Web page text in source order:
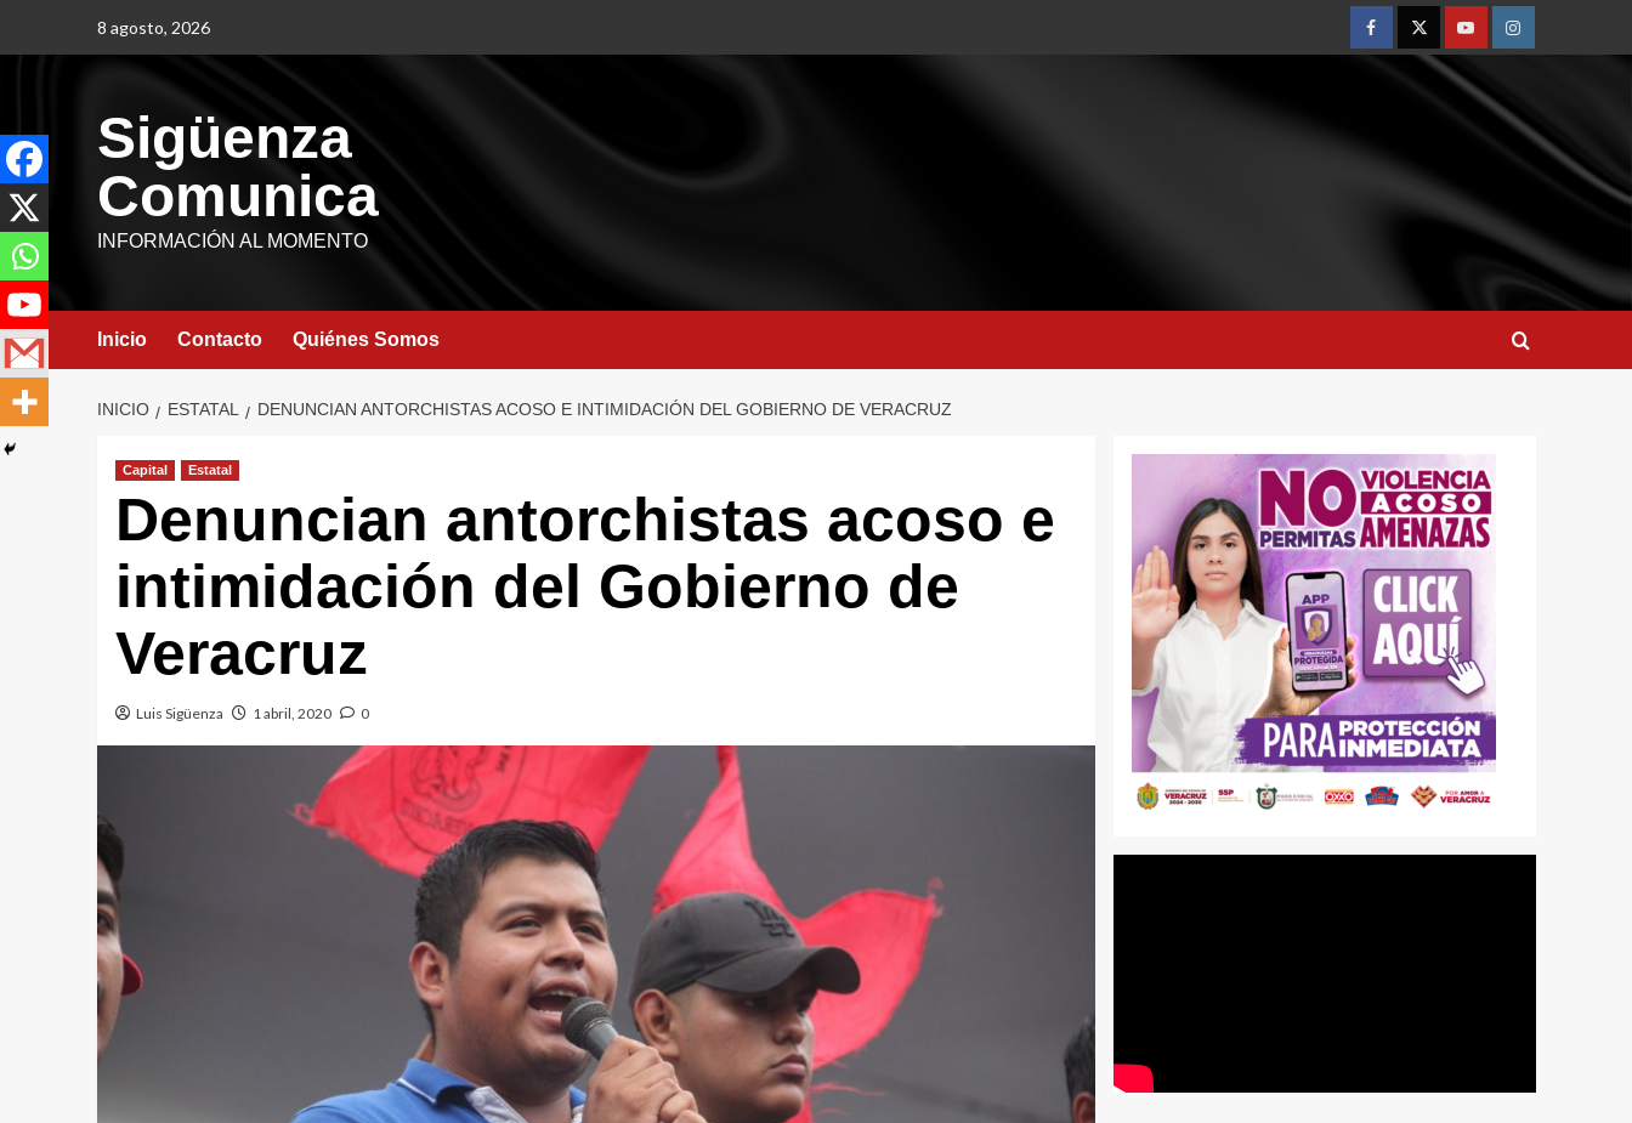
8 agosto, 2026
Sigüenza
Comunica
INFORMACIÓN AL MOMENTO
Inicio Contacto Quiénes Somos
INICIO ESTATAL DENUNCIAN ANTORCHISTAS ACOSO E INTIMIDACIÓN DEL GOBIERNO DE VERACRUZ
Capital Estatal
Denuncian antorchistas acoso e
intimidación del Gobierno de
Veracruz
Luis Sigüenza 1 abril, 2020 0